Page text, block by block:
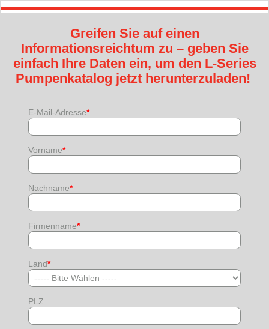
Greifen Sie auf einen
Informationsreichtum zu – geben Sie
einfach Ihre Daten ein, um den L-Series
Pumpenkatalog jetzt herunterzuladen!
E-Mail-Adresse*
Vorname*
Nachname*
Firmenname*
Land*
PLZ